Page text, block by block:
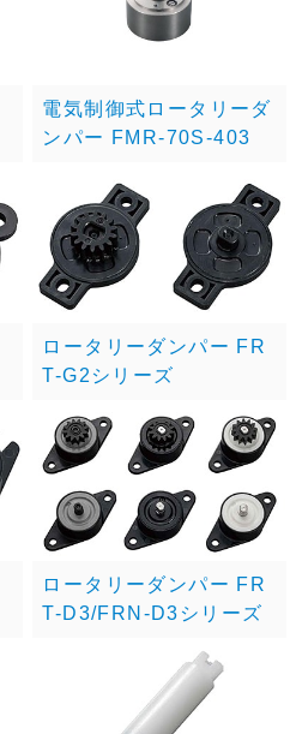
電気制御式ロータリーダ
ンパー FMR-70S-403
ロータリーダンパー FR
T-G2シリーズ
ロータリーダンパー FR
T-D3/FRN-D3シリーズ